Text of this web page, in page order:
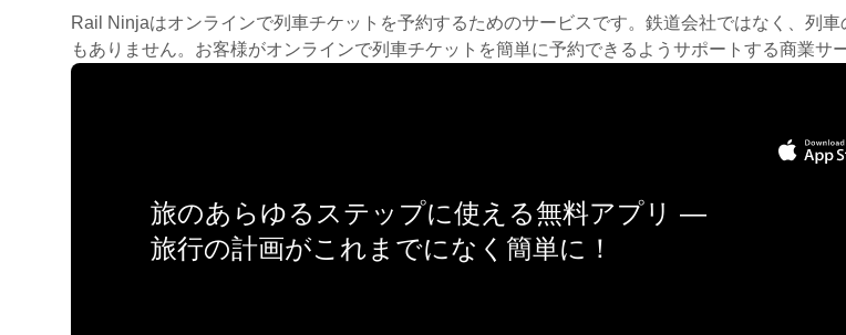
Rail Ninjaはオンラインで列車チケットを予約するためのサービスです。鉄道会社ではなく、列
もありません。お客様がオンラインで列車チケットを簡単に予約できるようサポートする商業サ
旅のあらゆるステップに使える無料アプリ —
旅行の計画がこれまでになく簡単に！